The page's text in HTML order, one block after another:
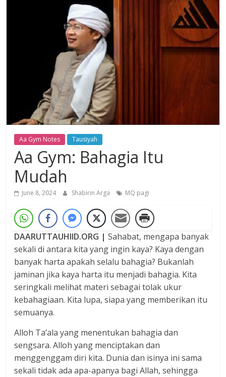
Aa Gym Notes Tausiyah
Aa Gym: Bahagia Itu
Mudah
June 8, 2024 Shabirin Arga MQ pagi
DAARUTTAUHIID.ORG | Sahabat, mengapa banyak
sekali di antara kita yang ingin kaya? Kaya dengan
banyak harta apakah selalu bahagia? Bukanlah
jaminan jika kaya harta itu menjadi bahagia. Kita
seringkali melihat materi sebagai tolak ukur
kebahagiaan. Kita lupa, siapa yang memberikan itu
semuanya.
Alloh Ta’ala yang menentukan bahagia dan
sengsara. Alloh yang menciptakan dan
menggenggam diri kita. Dunia dan isinya ini sama
sekali tidak ada apa-apanya bagi Allah, sehingga